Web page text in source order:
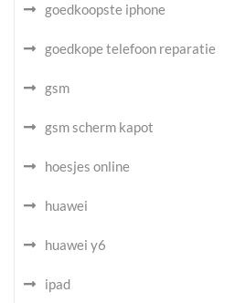
goedkoopste iphone
goedkope telefoon reparatie
gsm
gsm scherm kapot
hoesjes online
huawei
huawei y6
ipad